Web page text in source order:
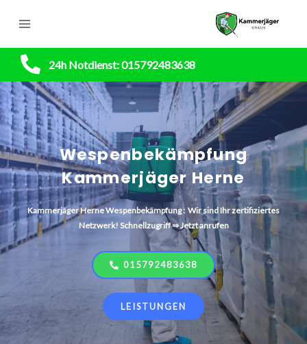
24h Notdienst: 015792483638
Wespenbekämpfung
Kammerjäger Herne
KammerjägerHerneWespenbekämpfung : Wir sind Ihr zertifiziertes
Netzwerk! Schnellzugriff ⇒ Jetzt anrufen
015792483638
LEISTUNGEN